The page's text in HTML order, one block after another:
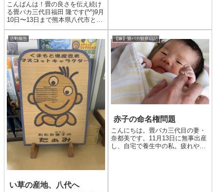
こんばんは！畳の良さを伝え続け
る畳バカ三代目福田 隆です(^^)9月
10日〜13日まで熊本県八代市と大
分県国東市へ行ってきました。八
代市へは畳表の仕入れと農家さん
との話し合い、国東市へは琉球表
の材料となる七島藺（しっとう
い）の刈り取りのお手...
活動報告
い草の産地、八代へ
【嫁】畳バカ観察日記
赤子の命名権問題
こんにちは。畳バカ三代目の妻・
奈都美です。11月13日に無事出産
し、自宅で養生中の私。疲れや痛